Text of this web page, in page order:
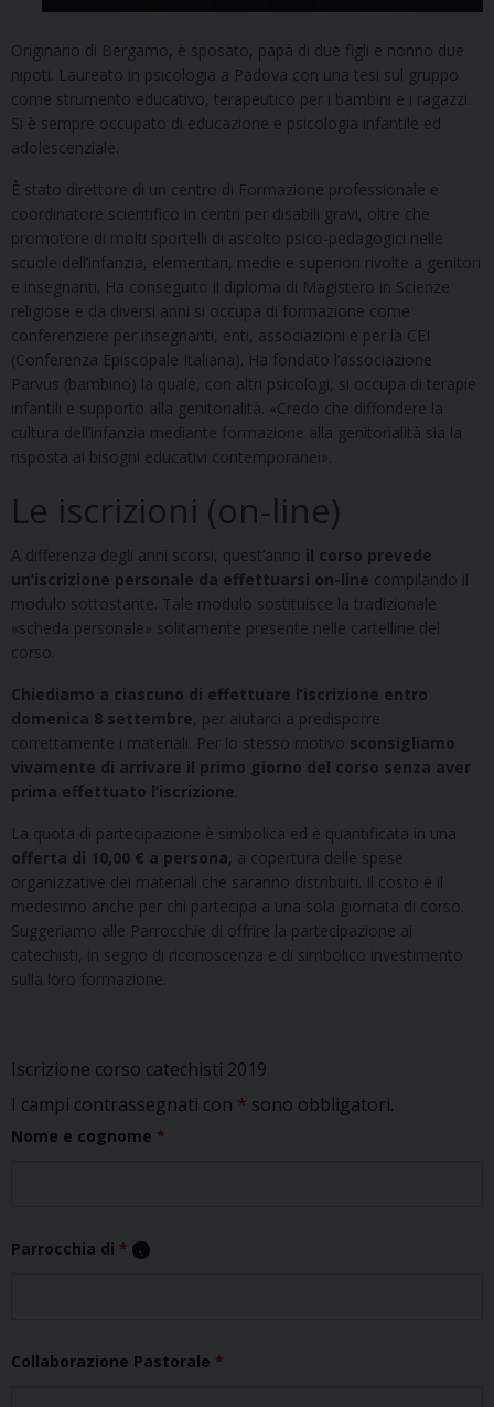
Originario di Bergamo, è sposato, papà di due figli e nonno due
nipoti. Laureato in psicologia a Padova con una tesi sul gruppo
come strumento educativo, terapeutico per i bambini e i ragazzi.
Si è sempre occupato di educazione e psicologia infantile ed
adolescenziale.
È stato direttore di un centro di Formazione professionale e
coordinatore scientifico in centri per disabili gravi, oltre che
promotore di molti sportelli di ascolto psico-pedagogici nelle
scuole dell’infanzia, elementari, medie e superiori rivolte a genitori
e insegnanti. Ha conseguito il diploma di Magistero in Scienze
religiose e da diversi anni si occupa di formazione come
conferenziere per insegnanti, enti, associazioni e per la CEI
(Conferenza Episcopale Italiana). Ha fondato l’associazione
Parvus (bambino) la quale, con altri psicologi, si occupa di terapie
infantili e supporto alla genitorialità. «Credo che diffondere la
cultura dell’infanzia mediante formazione alla genitorialità sia la
risposta ai bisogni educativi contemporanei».
Le iscrizioni (on-line)
A differenza degli anni scorsi, quest’anno il corso prevede
un’iscrizione personale da effettuarsi on-line compilando il
modulo sottostante. Tale modulo sostituisce la tradizionale
«scheda personale» solitamente presente nelle cartelline del
corso.
Chiediamo a ciascuno di effettuare l’iscrizione entro
domenica 8 settembre, per aiutarci a predisporre
correttamente i materiali. Per lo stesso motivo sconsigliamo
vivamente di arrivare il primo giorno del corso senza aver
prima effettuato l’iscrizione
La quota di partecipazione è simbolica ed è quantificata in una
offerta di 10,00 € a persona, a copertura delle spese
organizzative dei materiali che saranno distribuiti. Il costo è il
medesimo anche per chi partecipa a una sola giornata di corso.
Suggeriamo alle Parrocchie di offrire la partecipazione ai
catechisti, in segno di riconoscenza e di simbolico investimento
sulla loro formazione.
Iscrizione corso catechisti 2019
I campi contrassegnati con * sono obbligatori.
Nome e cognome *
Parrocchia di *
Collaborazione Pastorale *